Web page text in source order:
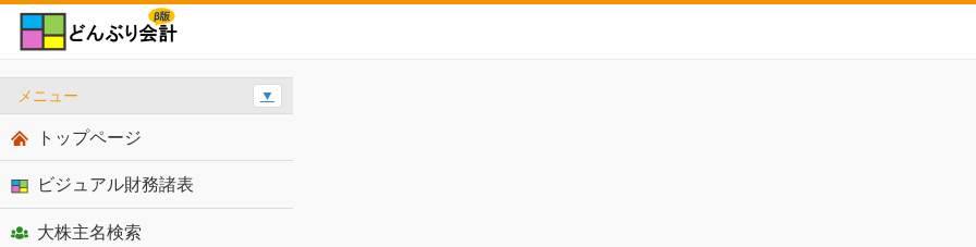
メニュー ▼
トップページ
ビジュアル財務諸表
大株主名検索